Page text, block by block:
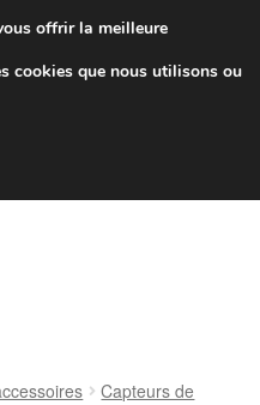
partir de 7 EUR
de 9 h à 16 h
Capteurs de
offrir la meilleure
cookies que nous utilisons ou